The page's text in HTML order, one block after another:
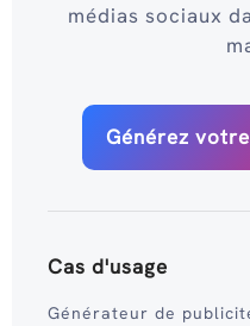
médias sociaux
Générez
Cas d'usage
Générateur de